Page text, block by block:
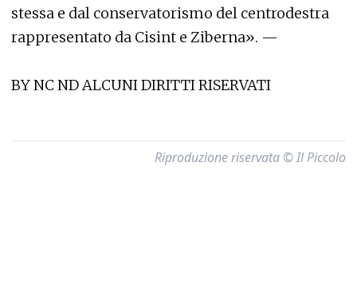
stessa e dal conservatorismo del centrodestra
rappresentato da Cisint e Ziberna». —
BY NC ND ALCUNI DIRITTI RISERVATI
Riproduzione riservata © Il Piccolo